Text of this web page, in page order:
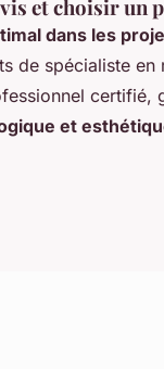
et choisir un
dans les
de spécialiste
certifié,
et